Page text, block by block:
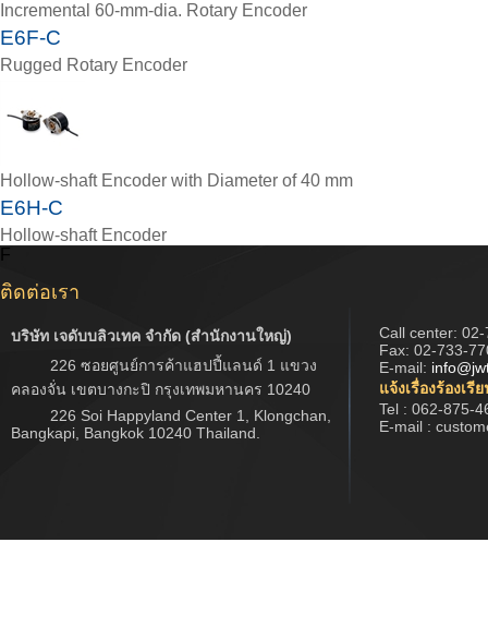
Incremental 60-mm-dia. Rotary Encoder
E6F-C
Rugged Rotary Encoder
Hollow-shaft Encoder with Diameter of 40 mm
E6H-C
Hollow-shaft Encoder
F
ติดต่อเรา
บริษัท เจดับบลิวเทค จำกัด (สำนักงานใหญ่)
226 ซอยศูนย์การค้าแฮปปี้แลนด์ 1 แขวง
คลองจั่น เขตบางกะปิ กรุงเทพมหานคร 10240
226 Soi Happyland Center 1, Klongchan,
Bangkapi, Bangkok 10240 Thailand.
Call center: 02-
Fax: 02-733-
E-mail:
แจ้งเรื่องร้องเรี
Tel : 062-875-
E-mail :